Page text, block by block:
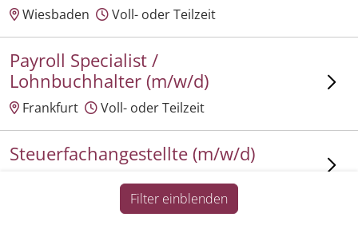
Filter einblenden
Wiesbaden Voll- oder Teilzeit
Payroll Specialist /
Lohnbuchhalter (m/w/d)
Frankfurt Voll- oder Teilzeit
Steuerfachangestellte (m/w/d)
Voll- oder Teilzeit